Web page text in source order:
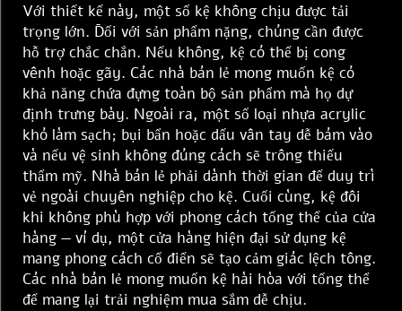
Với thiết kế này, một số kệ không chịu được tải
trọng lớn. Đối với sản phẩm nặng, chúng cần được
hỗ trợ chắc chắn. Nếu không, kệ có thể bị cong
vênh hoặc gãy. Các nhà bán lẻ mong muốn kệ có
khả năng chứa đựng toàn bộ sản phẩm mà họ dự
định trưng bày. Ngoài ra, một số loại nhựa acrylic
khó làm sạch; bụi bẩn hoặc dấu vân tay dễ bám vào
và nếu vệ sinh không đúng cách sẽ trông thiếu
thẩm mỹ. Nhà bán lẻ phải dành thời gian để duy trì
vẻ ngoài chuyên nghiệp cho kệ. Cuối cùng, kệ đôi
khi không phù hợp với phong cách tổng thể của cửa
hàng — ví dụ, một cửa hàng hiện đại sử dụng kệ
mang phong cách cổ điển sẽ tạo cảm giác lệch tông.
Các nhà bán lẻ mong muốn kệ hài hòa với tổng thể
để mang lại trải nghiệm mua sắm dễ chịu.